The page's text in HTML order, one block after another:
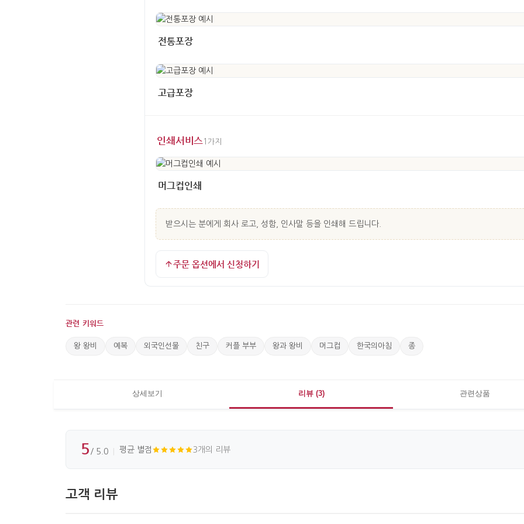
전통포장
고급포장
인쇄서비스1가지
머그컵인쇄
받으시는 분에게 회사 로고, 성함, 인사말 등을 인쇄해 드립니다.
주문 옵션에서 신청하기
관련 키워드
왕 왕비 예복 외국인선물 친구 커플 부부 왕과 왕비 머그컵 한국의아침 종
상세보기 리뷰 (3) 관련상품
5 / 5.0 평균 별점 3개의 리뷰
고객 리뷰